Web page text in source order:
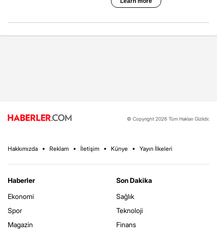
© Copyright 2026 Tüm Hakları Gizlidir.
Hakkımızda Reklam İletişim Künye Yayın İlkeleri
Haberler
Ekonomi
Spor
Magazin
Son Dakika
Sağlık
Teknoloji
Finans